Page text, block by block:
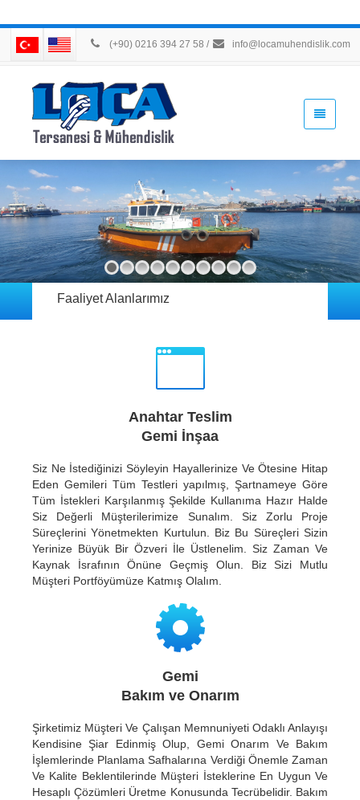
(+90) 0216 394 27 58 / info@locamuhendislik.com
Faaliyet Alanlarımız
Anahtar Teslim
Gemi İnşaa
Siz Ne İstediğinizi Söyleyin Hayallerinize Ve Ötesine Hitap
Eden Gemileri Tüm Testleri yapılmış, Şartnameye Göre
Tüm İstekleri Karşılanmış Şekilde Kullanıma Hazır Halde
Siz Değerli Müşterilerimize Sunalım. Siz Zorlu Proje
Süreçlerini Yönetmekten Kurtulun. Biz Bu Süreçleri Sizin
Yerinize Büyük Bir Özveri İle Üstlenelim. Siz Zaman Ve
Kaynak İsrafının Önüne Geçmiş Olun. Biz Sizi Mutlu
Müşteri Portföyümüze Katmış Olalım.
Gemi
Bakım ve Onarım
Şirketimiz Müşteri Ve Çalışan Memnuniyeti Odaklı Anlayışı
Kendisine Şiar Edinmiş Olup, Gemi Onarım Ve Bakım
İşlemlerinde Planlama Safhalarına Verdiği Önemle Zaman
Ve Kalite Beklentilerinde Müşteri İsteklerine En Uygun Ve
Hesaplı Çözümleri Üretme Konusunda Tecrübelidir. Bakım